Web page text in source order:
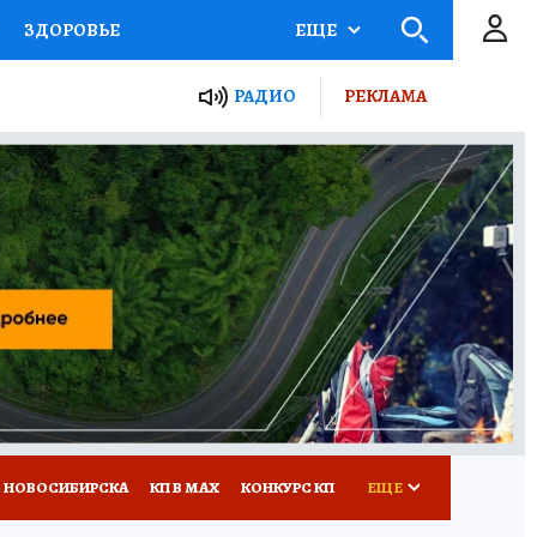
ЗДОРОВЬЕ
Я ЗНАЮ СЕМЬЯ
СЕРИАЛЫ
ВСЕ О КП РАДИО КП
ЕЩЕ
РАДИО РЕКЛАМА
КП В МАХ КОНКУРС КП ЕЩЕ